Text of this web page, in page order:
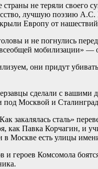
страны не теряли
лучшую поэзию
Европу от
и не погнулись
мобилизации» —
они придут
сделали с вашими
Москвой и
закалялась сталь»
как Павка Корчагин, и
Москве есть улицы
и героев Комсомола